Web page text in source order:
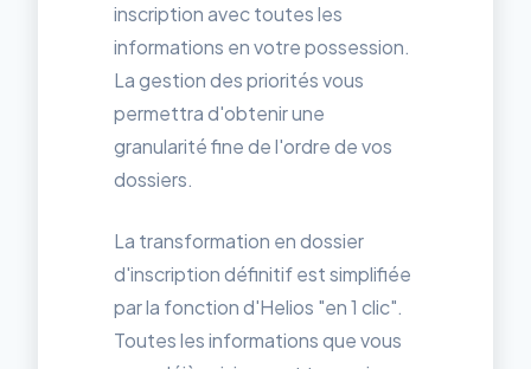
inscription avec toutes les
informations en votre possession.
La gestion des priorités vous
permettra d'obtenir une
granularité fine de l'ordre de vos
dossiers.
La transformation en dossier
d'inscription définitif est simplifiée
par la fonction d'Helios "en 1 clic".
Toutes les informations que vous